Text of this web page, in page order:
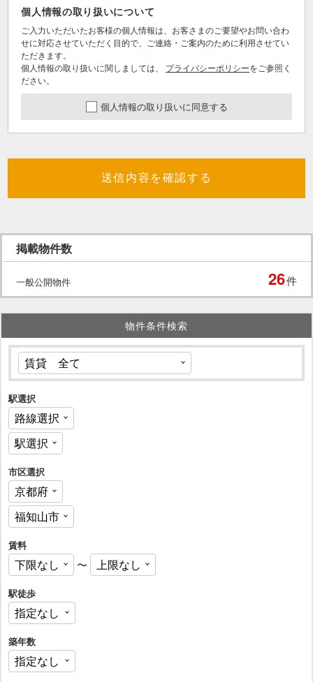
個人情報の取り扱いについて
ご入力いただいたお客様の個人情報は、お客さまのご要望やお問い合わ
せに対応させていただく目的で、ご連絡・ご案内のために利用させてい
ただきます。
個人情報の取り扱いに関しましては、 プライバシーポリシーをご参照く
ださい。
個人情報の取り扱いに同意する
送信内容を確認する
掲載物件数
一般公開物件 26件
物件条件検索
駅選択
市区選択
賃料
〜
駅徒歩
築年数